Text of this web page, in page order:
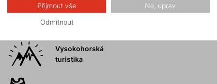
Skalní lezení a
ferraty
Vysokohorská
turistika
Přijmout vše Ne, uprav
Odmítnout